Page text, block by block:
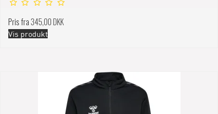
Pris fra 345,00 DKK
Vis produkt